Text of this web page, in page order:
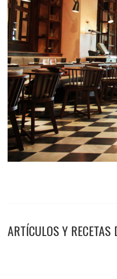
ARTÍCULOS Y